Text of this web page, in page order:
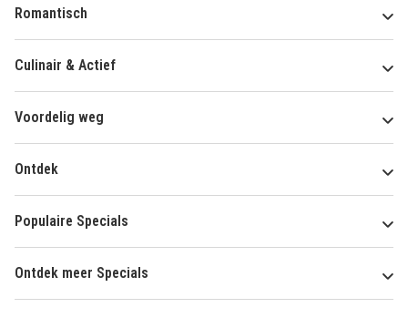
Romantisch
Culinair & Actief
Voordelig weg
Ontdek
Populaire Specials
Ontdek meer Specials